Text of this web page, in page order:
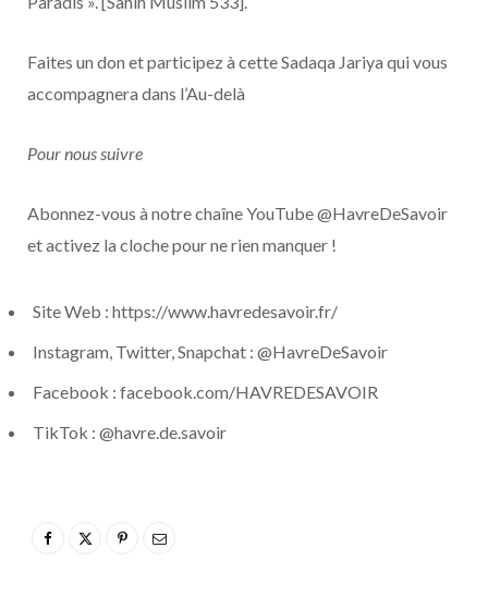
Faites un don et participez à cette Sadaqa Jariya qui vous
accompagnera dans l’Au-delà
Pour nous suivre
Abonnez-vous à notre chaîne YouTube @HavreDeSavoir
et activez la cloche pour ne rien manquer !
Site Web : https://www.havredesavoir.fr/
Instagram, Twitter, Snapchat : @HavreDeSavoir
Facebook : facebook.com/HAVREDESAVOIR
TikTok : @havre.de.savoir